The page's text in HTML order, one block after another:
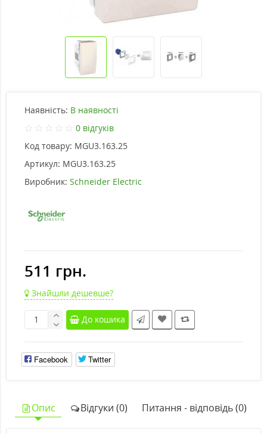
Наявність: В наявності
0 відгуків
Код товару: MGU3.163.25
Артикул: MGU3.163.25
Виробник: Schneider Electric
511 грн.
Знайшли дешевше?
До кошика
Facebook Twitter
Опис Відгуки (0) Питання - відповідь (0)